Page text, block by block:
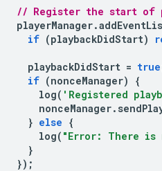
// Register the start of
playerManager.
if (playbackDidStart)
playbackDidStart = true
if (nonceManager)
{
log( 'Registered
nonceManager.
} else {
log( "Error: There is
}
});